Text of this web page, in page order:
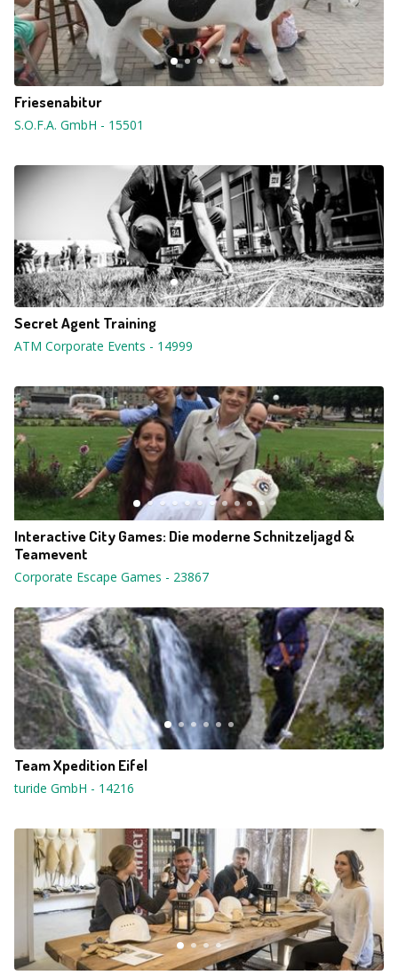
Friesenabitur
S.O.F.A. GmbH - 15501
Secret Agent Training
ATM Corporate Events - 14999
Interactive City Games: Die moderne Schnitzeljagd &
Teamevent
Corporate Escape Games - 23867
Team Xpedition Eifel
turide GmbH - 14216